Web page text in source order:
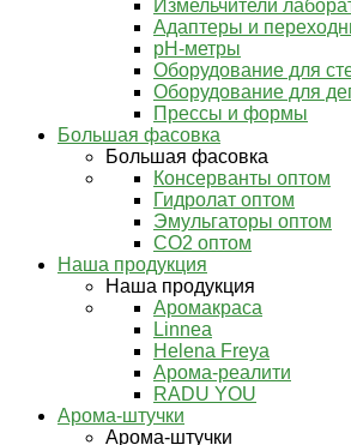
Измельчители
Адаптеры и
pH-метры
Оборудование для
Оборудование для
Прессы и формы
Большая фасовка
Большая фасовка
Консерванты оптом
Гидролат оптом
Эмульгаторы оптом
СО2 оптом
Наша продукция
Наша продукция
Аромакраса
Linnea
Helena Freya
Арома-реалити
RADU YOU
Арома-штучки
Арома-штучки